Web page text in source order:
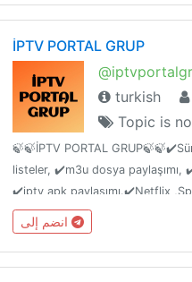
İPTV PORTAL GRUP
turkish
Topic is
🍃🍃İPTV PORTAL
listeler, ✔️m3u dosya paylaşımı,
✔️iptv apk paylaşımı.✔️Netflix
hesapları.✔️free accounts ✔️free
share✔️free iptv links ✔️kodi
😉✔️Türkvod